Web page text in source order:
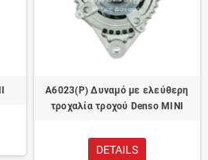
A6023(P) Δυναμό με ελεύθερη
τροχαλία τροχού Denso MINI
DETAILS